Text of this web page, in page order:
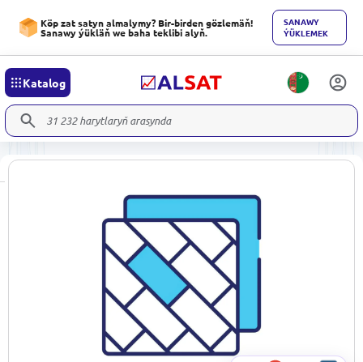
Köp zat satyn almalymy? Bir-birden gözlemäň!
Sanawy ýükläň we baha teklibi alyň.
SANAWY
ÝÜKLEMEK
Katalog